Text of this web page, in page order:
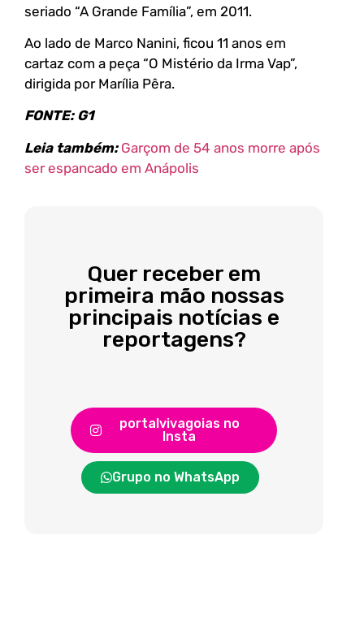
seriado “A Grande Família”, em 2011.
Ao lado de Marco Nanini, ficou 11 anos em
cartaz com a peça “O Mistério da Irma Vap”,
dirigida por Marília Pêra.
FONTE: G1
Leia também: Garçom de 54 anos morre após
ser espancado em Anápolis
Quer receber em
primeira mão nossas
principais notícias e
reportagens?
portalvivagoias no
Insta
Grupo no WhatsApp